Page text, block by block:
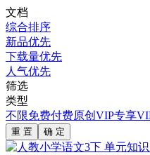
文档
综合排序
新品优先
下载量优先
人气优先
筛选
类型
不限免费付费原创 VIP专享
重 置 确 定